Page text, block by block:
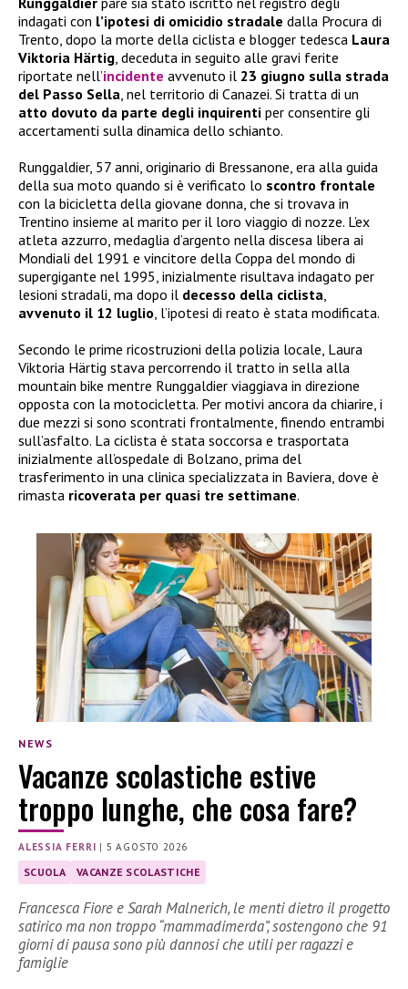
indagati con l’ipotesi di omicidio stradale dalla Procura di
Trento, dopo la morte della ciclista e blogger tedesca Laura
Viktoria Härtig, deceduta in seguito alle gravi ferite
riportate nell’incidente avvenuto il 23 giugno sulla strada
del Passo Sella, nel territorio di Canazei. Si tratta di un
atto dovuto da parte degli inquirenti per consentire gli
accertamenti sulla dinamica dello schianto.
Runggaldier, 57 anni, originario di Bressanone, era alla guida
della sua moto quando si è verificato lo scontro frontale
con la bicicletta della giovane donna, che si trovava in
Trentino insieme al marito per il loro viaggio di nozze. L’ex
atleta azzurro, medaglia d’argento nella discesa libera ai
Mondiali del 1991 e vincitore della Coppa del mondo di
supergigante nel 1995, inizialmente risultava indagato per
lesioni stradali, ma dopo il decesso della ciclista,
avvenuto il 12 luglio, l’ipotesi di reato è stata modificata.
Secondo le prime ricostruzioni della polizia locale, Laura
Viktoria Härtig stava percorrendo il tratto in sella alla
mountain bike mentre Runggaldier viaggiava in direzione
opposta con la motocicletta. Per motivi ancora da chiarire, i
due mezzi si sono scontrati frontalmente, finendo entrambi
sull’asfalto. La ciclista è stata soccorsa e trasportata
inizialmente all’ospedale di Bolzano, prima del
trasferimento in una clinica specializzata in Baviera, dove è
rimasta ricoverata per quasi tre settimane.
NEWS
Vacanze scolastiche estive
troppo lunghe, che cosa fare?
ALESSIA FERRI | 5 AGOSTO 2026
SCUOLA VACANZE SCOLASTICHE
Francesca Fiore e Sarah Malnerich, le menti dietro il progetto
satirico ma non troppo “mammadimerda”, sostengono che 91
giorni di pausa sono più dannosi che utili per ragazzi e
famiglie